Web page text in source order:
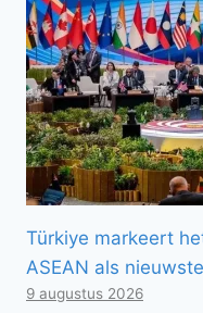
Türkiye markeert
ASEAN als
9 augustus 2026